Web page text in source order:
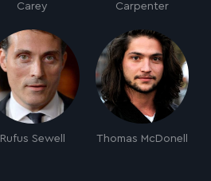
Carey
Carpenter
Rufus Sewell Thomas McDonell